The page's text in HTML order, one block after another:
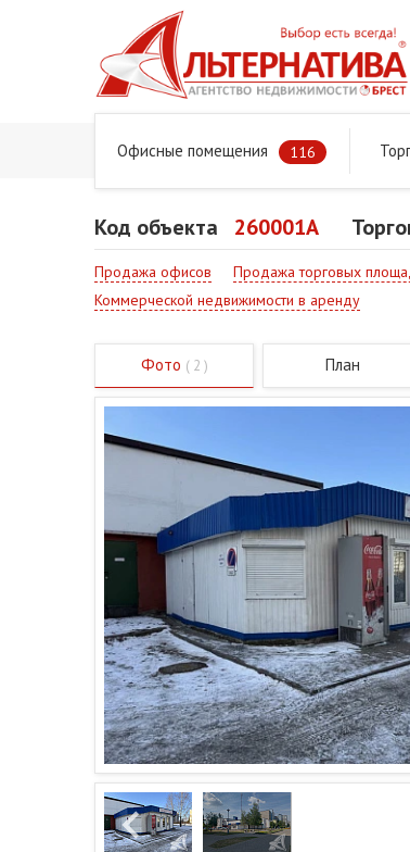
Офисные помещения 116
Главная Предложения Коммерческая
Код объекта 260001A
Продажа офисов Продажа торговых
Коммерческой недвижимости в аренду
Фото ( 2 ) План